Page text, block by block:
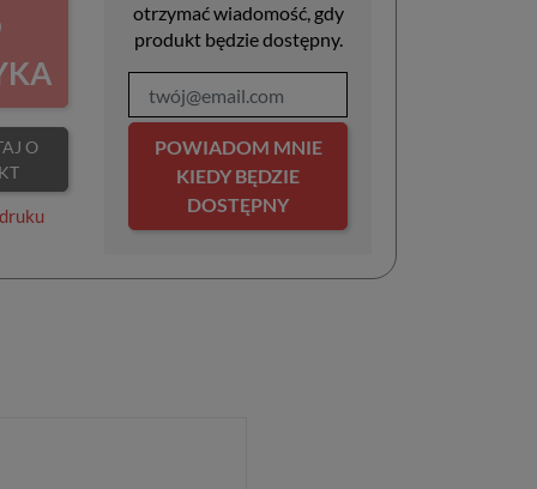
otrzymać wiadomość, gdy
produkt będzie dostępny.
POWIADOM MNIE
KIEDY BĘDZIE
DOSTĘPNY